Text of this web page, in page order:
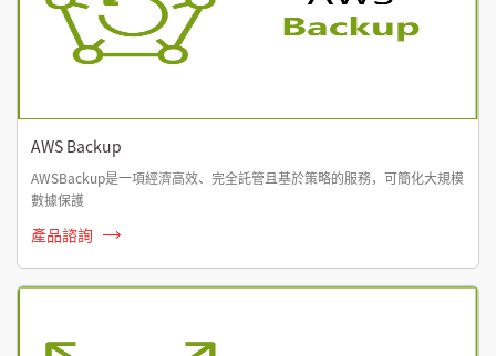
AWS Backup
AWSBackup是一項經濟高效、完全託管且基於策略的服務，可簡化大規模
數據保護
產品諮詢